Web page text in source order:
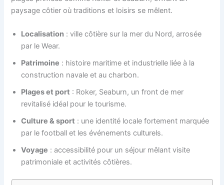
paysage côtier où traditions et loisirs se mêlent.
Localisation : ville côtière sur la mer du Nord, arrosée
par le Wear.
Patrimoine : histoire maritime et industrielle liée à la
construction navale et au charbon.
Plages et port : Roker, Seaburn, un front de mer
revitalisé idéal pour le tourisme.
Culture & sport : une identité locale fortement marquée
par le football et les événements culturels.
Voyage : accessibilité pour un séjour mêlant visite
patrimoniale et activités côtières.